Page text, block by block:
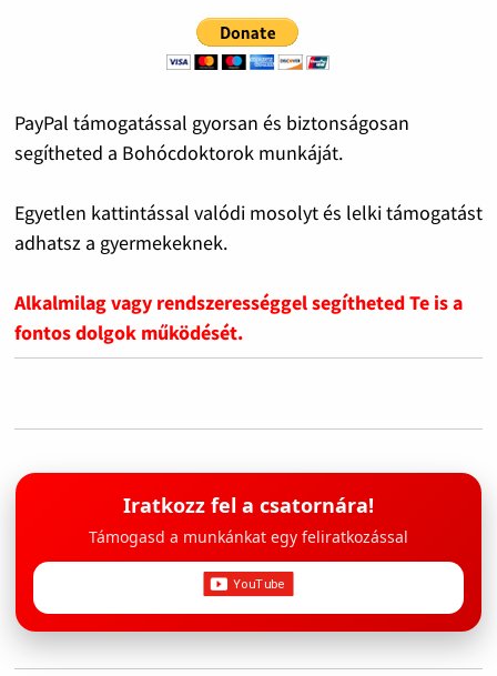
PayPal támogatással gyorsan és biztonságosan
segítheted a Bohócdoktorok munkáját.
Egyetlen kattintással valódi mosolyt és lelki támogatást
adhatsz a gyermekeknek.
Alkalmilag vagy rendszerességgel segítheted Te is a
fontos dolgok működését.
Iratkozz fel a csatornára!
Támogasd a munkánkat egy feliratkozással